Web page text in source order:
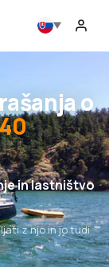
o
in lastništvo
z njo in jo tudi